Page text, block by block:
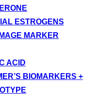
ESTROGENS
MARKER
ACID
BIOMARKERS +